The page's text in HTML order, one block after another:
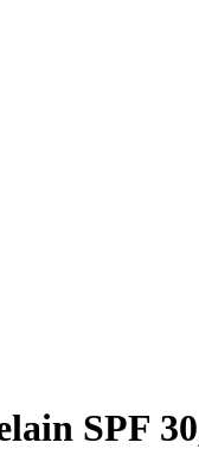
SPF